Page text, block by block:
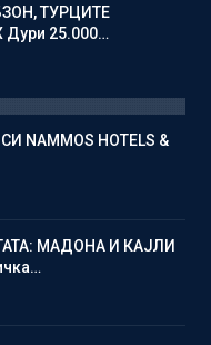
ТУРЦИТЕ
25.000…
NAMMOS HOTELS &
МАДОНА И КАЈЛИ